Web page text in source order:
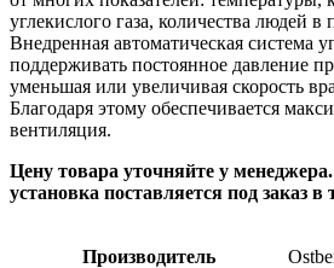
углекислого газа, количества людей
Внедренная автоматическая система
поддерживать постоянное давление
уменьшая или увеличивая скорость
Благодаря этому обеспечивается
вентиляция.
Цену товара уточняйте у
установка поставляется под заказ в
Производитель